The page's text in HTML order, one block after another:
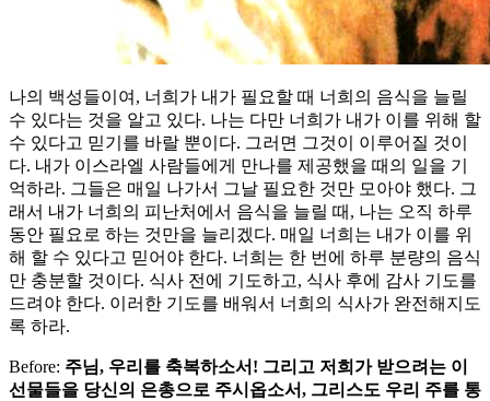
나의 백성들이여, 너희가 내가 필요할 때 너희의 음식을 늘릴
수 있다는 것을 알고 있다. 나는 다만 너희가 내가 이를 위해 할
수 있다고 믿기를 바랄 뿐이다. 그러면 그것이 이루어질 것이
다. 내가 이스라엘 사람들에게 만나를 제공했을 때의 일을 기
억하라. 그들은 매일 나가서 그날 필요한 것만 모아야 했다. 그
래서 내가 너희의 피난처에서 음식을 늘릴 때, 나는 오직 하루
동안 필요로 하는 것만을 늘리겠다. 매일 너희는 내가 이를 위
해 할 수 있다고 믿어야 한다. 너희는 한 번에 하루 분량의 음식
만 충분할 것이다. 식사 전에 기도하고, 식사 후에 감사 기도를
드려야 한다. 이러한 기도를 배워서 너희의 식사가 완전해지도
록 하라.
Before: 주님, 우리를 축복하소서! 그리고 저희가 받으려는 이
선물들을 당신의 은총으로 주시옵소서, 그리스도 우리 주를 통